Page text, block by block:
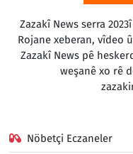
Zazakî News serra
Rojane xeberan, vîdeo
Zazakî News pê
weşanê xo rê
Nöbetçi Eczaneler